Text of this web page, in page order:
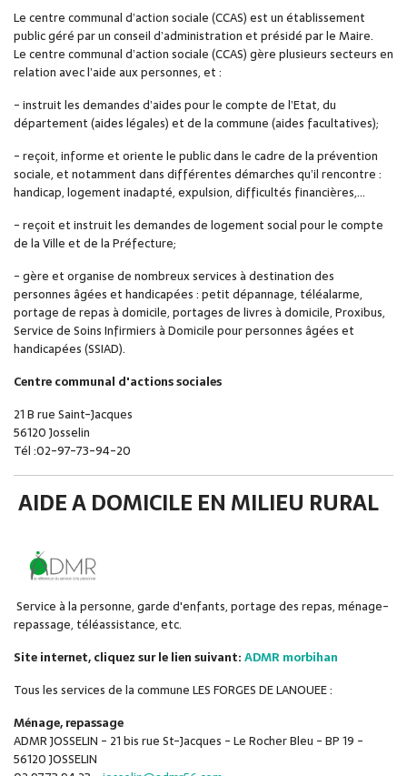
Le centre communal d’action sociale (CCAS) est un établissement
public géré par un conseil d’administration et présidé par le Maire.
Le centre communal d’action sociale (CCAS) gère plusieurs secteurs en
relation avec l’aide aux personnes, et :
- instruit les demandes d’aides pour le compte de l’Etat, du
département (aides légales) et de la commune (aides facultatives);
- reçoit, informe et oriente le public dans le cadre de la prévention
sociale, et notamment dans différentes démarches qu’il rencontre :
handicap, logement inadapté, expulsion, difficultés financières,…
- reçoit et instruit les demandes de logement social pour le compte
de la Ville et de la Préfecture;
- gère et organise de nombreux services à destination des
personnes âgées et handicapées : petit dépannage, téléalarme,
portage de repas à domicile, portages de livres à domicile, Proxibus,
Service de Soins Infirmiers à Domicile pour personnes âgées et
handicapées (SSIAD).
Centre communal d'actions sociales
21 B rue Saint-Jacques
56120 Josselin
Tél :02-97-73-94-20
AIDE A DOMICILE EN MILIEU RURAL
Service à la personne, garde d'enfants, portage des repas, ménage-
repassage, téléassistance, etc.
Site internet, cliquez sur le lien suivant:ADMR morbihan
Tous les services de la commune LES FORGES DE LANOUEE :
Ménage, repassage
ADMR JOSSELIN - 21 bis rue St-Jacques - Le Rocher Bleu - BP 19 -
56120 JOSSELIN